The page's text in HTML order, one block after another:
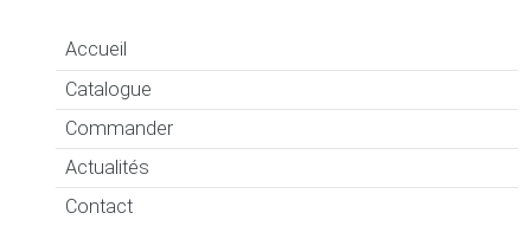
Accueil
Catalogue
Commander
Actualités
Contact